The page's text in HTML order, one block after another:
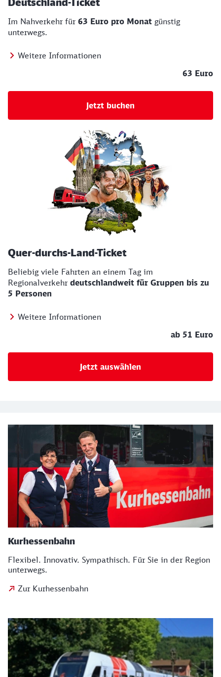
Im Nahverkehr für 63 Euro pro Monat günstig
unterwegs.
Weitere Informationen
63 Euro
Jetzt buchen
Quer-durchs-Land-Ticket
Beliebig viele Fahrten an einem Tag im
Regionalverkehr deutschlandweit für Gruppen bis zu
5 Personen
Weitere Informationen
ab 51 Euro
Jetzt auswählen
Kurhessenbahn
Flexibel. Innovativ. Sympathisch. Für Sie in der Region
unterwegs.
Zur Kurhessenbahn